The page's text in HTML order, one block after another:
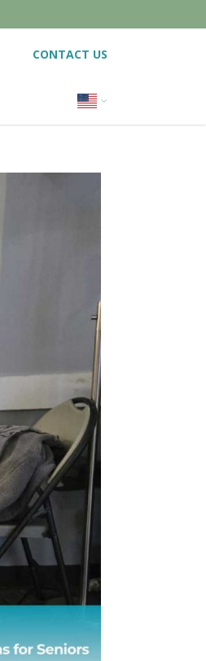
CONTACT US